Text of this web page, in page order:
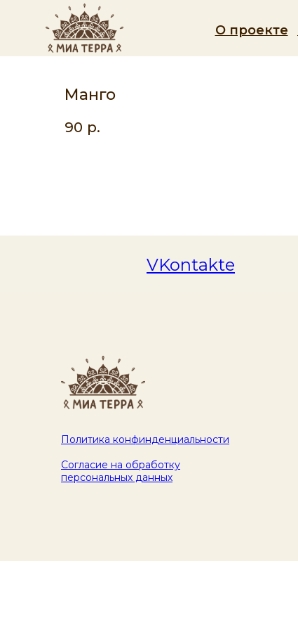
О проекте
Манго
90 р.
VKontakte
Политика конфинденциальности
Согласие на обработку
персональных данных